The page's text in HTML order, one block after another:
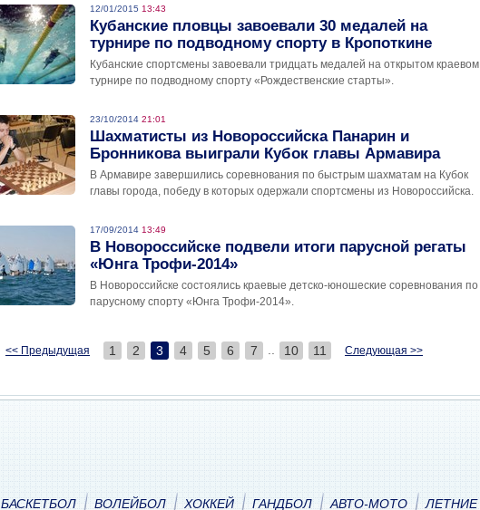
12/01/2015 13:43
Кубанские пловцы завоевали 30 медалей на
турнире по подводному спорту в Кропоткине
Кубанские спортсмены завоевали тридцать медалей на открытом краевом
турнире по подводному спорту «Рождественские старты».
23/10/2014 21:01
Шахматисты из Новороссийска Панарин и
Бронникова выиграли Кубок главы Армавира
В Армавире завершились соревнования по быстрым шахматам на Кубок
главы города, победу в которых одержали спортсмены из Новороссийска.
17/09/2014 13:49
В Новороссийске подвели итоги парусной регаты
«Юнга Трофи-2014»
В Новороссийске состоялись краевые детско-юношеские соревнования по
парусному спорту «Юнга Трофи-2014».
<< Предыдущая 1 2 3 4 5 6 7 10 11 Следующая >>
БАСКЕТБОЛ ВОЛЕЙБОЛ ХОККЕЙ ГАНДБОЛ АВТО-МОТО ЛЕТНИЕ